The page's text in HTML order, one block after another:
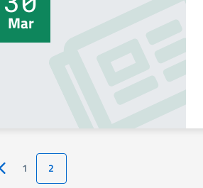
Mar
Pagina precedente
1 2